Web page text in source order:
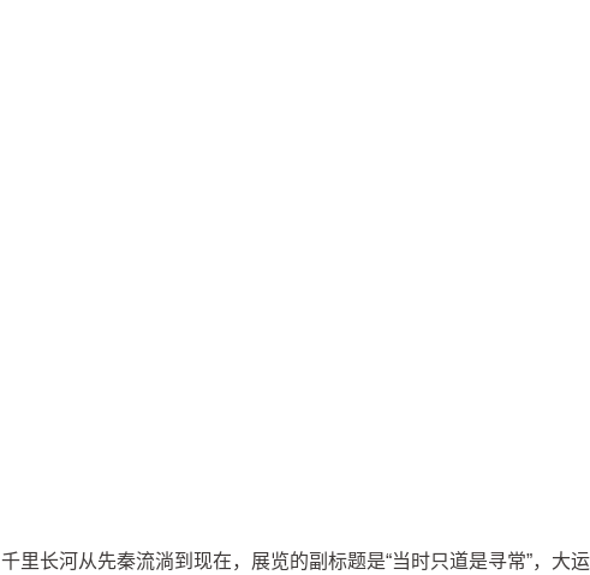
千里长河从先秦流淌到现在，展览的副标题是“当时只道是寻常”，大